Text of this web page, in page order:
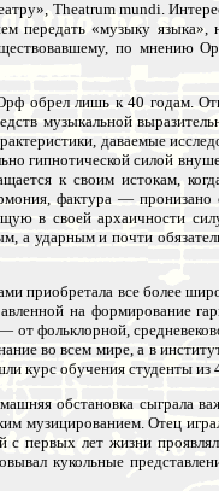
Theatrum mundi.
передать «музыку
по мнению
обрел лишь к 40 годам.
музыкальной
даваемые
гипнотической силой
к своим истокам,
фактура — пронизано
в своей архаичности
а ударным и почти
приобретала все более
на формирование
фольклорной,
во всем мире, а в
курс обучения студенты из
обстановка сыграла
музицированием. Отец
с первых лет жизни
кукольные